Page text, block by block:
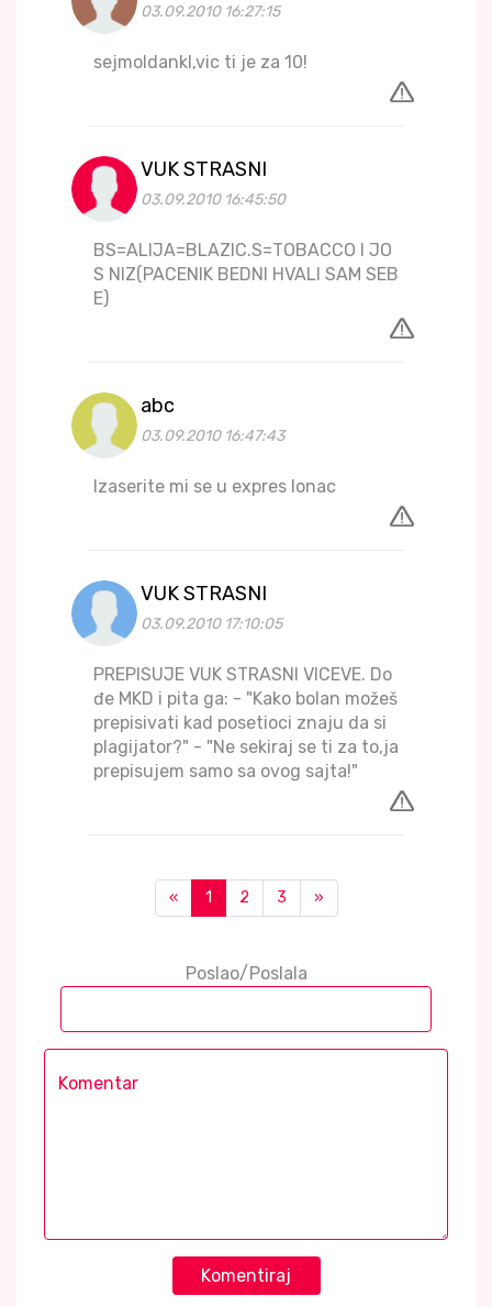
03.09.2010 16:27:15
sejmoldankl,vic ti je za 10!
VUK STRASNI
03.09.2010 16:45:50
BS=ALIJA=BLAZIC.S=TOBACCO I JO
S NIZ(PACENIK BEDNI HVALI SAM SEB
E)
abc
03.09.2010 16:47:43
Izaserite mi se u expres lonac
VUK STRASNI
03.09.2010 17:10:05
PREPISUJE VUK STRASNI VICEVE. Do
đe MKD i pita ga: - "Kako bolan možeš
prepisivati kad posetioci znaju da si
plagijator?" - "Ne sekiraj se ti za to,ja
prepisujem samo sa ovog sajta!"
« 1 2 3 »
Poslao/Poslala
Komentiraj